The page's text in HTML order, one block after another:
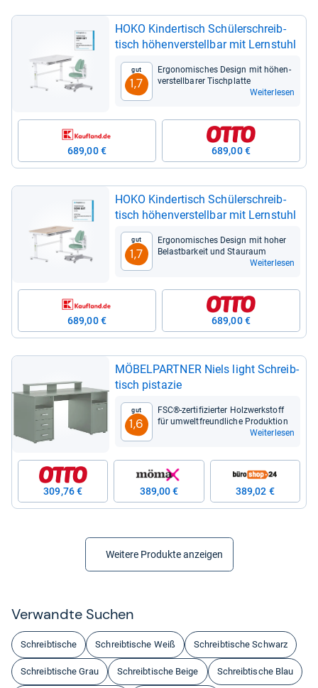
HOKO Kin­der­tisch Schü­ler­schreib­
tisch höhen­ver­stell­bar mit Lern­stuhl
Gut
1,7
Ergo­no­mi­sches Design mit höhen­
ver­stell­ba­rer Tisch­platte
Weiterlesen
689,00 € 689,00 €
HOKO Kin­der­tisch Schü­ler­schreib­
tisch höhen­ver­stell­bar mit Lern­stuhl
Gut
1,7
Ergo­no­mi­sches Design mit hoher
Belast­bar­keit und Stau­raum
Weiterlesen
689,00 € 689,00 €
MÖBEL­PART­NER Niels light Schreib­
tisch pista­zie
Gut
1,6
FSC®-​zer­ti­fi­zier­ter Holz­werk­stoff
für umwelt­freund­li­che Pro­duk­tion
Weiterlesen
309,76 € 389,00 € 389,02 €
Weitere Produkte anzeigen
Ver­wandte Suchen
Schreibtische Schreibtische Weiß Schreibtische Schwarz
Schreibtische Grau Schreibtische Beige Schreibtische Blau